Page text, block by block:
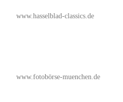
www.hasselblad-classics.de
www.fotobörse-muenchen.de